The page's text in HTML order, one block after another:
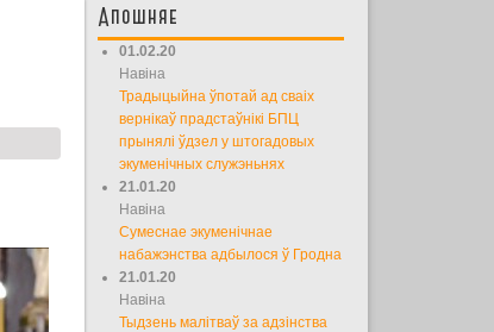
Апошняе
01.02.20
Навіна
Традыцыйна ўпотай ад сваіх
вернікаў прадстаўнікі БПЦ
прынялі ўдзел у штогадовых
экуменічных служэньнях
21.01.20
Навіна
Сумеснае экуменічнае
набажэнства адбылося ў Гродна
21.01.20
Навіна
Тыдзень малітваў за адзінства